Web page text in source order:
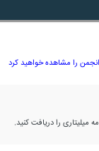
را مشاهده خواهید کرد
میلیتاری را دریافت کنید.